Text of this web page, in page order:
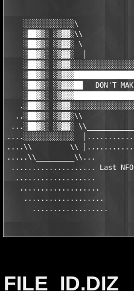
    ░░░░░░░░░░░░\
    ░██▓▒░ ░▒▓▓░\\
    ░██▓▒░ ░▒▓▓░ \
    ░██▓▒░ ░▒▓▓░  │
░██▓▒░
░██▓▒░
░██▓▒░ ░▒▓▓▓██   DON'T
░██▓▒░
.░██▓▒░
..░██▓▒░ ░▒▓▓░\\
...░██▓▒░ ░▒▓▓░
....░░░░░░░░░░░░
....\\         \\
.....\\_________\\...
.................... Last NFO
...................
...................
...................
..................
FILE_ID.DIZ